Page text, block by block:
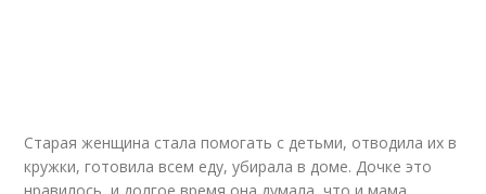
Старая женщина стала помогать с детьми, отводила их в
кружки, готовила всем еду, убирала в доме. Дочке это